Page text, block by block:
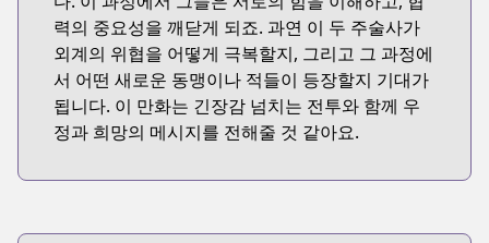
력의 중요성을 깨닫게 되죠. 과연 이 두 주술사가
외계의 위협을 어떻게 극복할지, 그리고 그 과정에
서 어떤 새로운 동맹이나 적들이 등장할지 기대가
됩니다. 이 만화는 긴장감 넘치는 전투와 함께 우
정과 희망의 메시지를 전해줄 것 같아요.